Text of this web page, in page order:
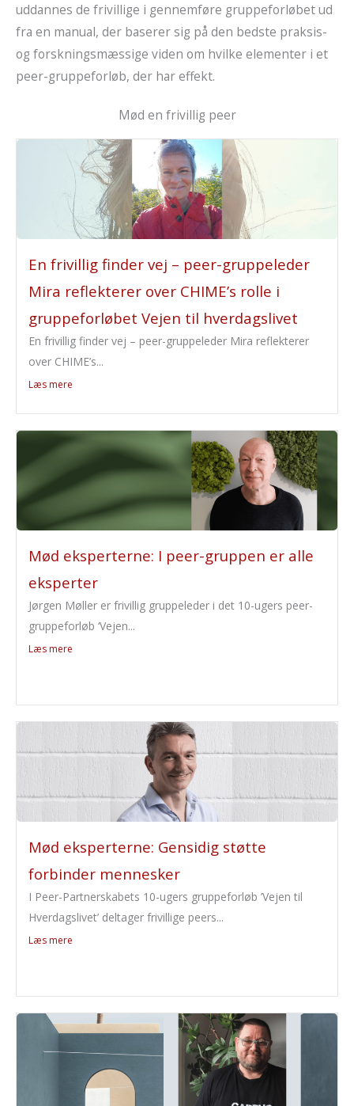
uddannes de frivillige i gennemføre gruppeforløbet ud
fra en manual, der baserer sig på den bedste praksis-
og forskningsmæssige viden om hvilke elementer i et
peer-gruppeforløb, der har effekt.
Mød en frivillig peer
En frivillig finder vej – peer-gruppeleder
Mira reflekterer over CHIME’s rolle i
gruppeforløbet Vejen til hverdagslivet
En frivillig finder vej – peer-gruppeleder Mira reflekterer
over CHIME’s...
Læs mere
Mød eksperterne: I peer-gruppen er alle
eksperter
Jørgen Møller er frivillig gruppeleder i det 10-ugers peer-
gruppeforløb ‘Vejen...
Læs mere
Mød eksperterne: Gensidig støtte
forbinder mennesker
I Peer-Partnerskabets 10-ugers gruppeforløb ’Vejen til
Hverdagslivet’ deltager frivillige peers...
Læs mere